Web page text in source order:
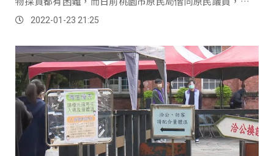
家桃園大溪在地餐廳業者，舉辦寒冬送暖的物資箱...。
2022-01-23 21:25